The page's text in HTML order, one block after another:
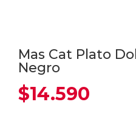
Mas Cat Plato
Negro
$14.590